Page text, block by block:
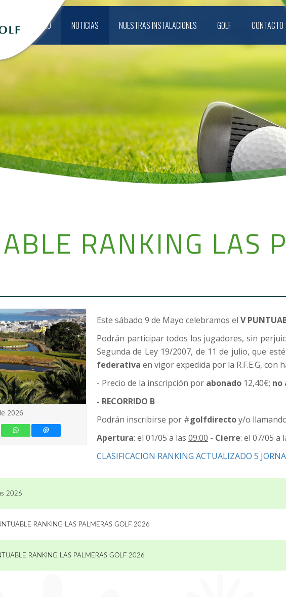
INICIO NOTICIAS NUESTRAS INSTALACIONES GOLF CONTACTO
RANKING LAS
2026
Este sábado 9 de Mayo celebramos el V
Podrán participar todos los jugadores, sin
Segunda de Ley 19/2007, de 11 de julio, que
federativa en vigor expedida por la R.F.E.G, con
- Precio de la inscripción por abonado 12,40€; no
- RECORRIDO B
Podrán inscribirse por #golfdirectoy/o
Apertura: el 01/05 a las 09:00 - Cierre: el 07/05 a
CLASIFICACION RANKING ACTUALIZADO 5
2026
RANKING LAS PALMERAS GOLF 2026
RANKING LAS PALMERAS GOLF 2026